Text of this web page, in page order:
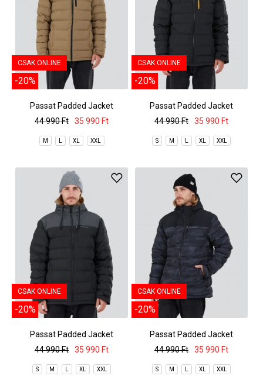
CSAK ONLINE
-20%
Passat Padded Jacket
44 990 Ft
35 990 Ft
M L XL XXL
CSAK ONLINE
-20%
Passat Padded Jacket
44 990 Ft
35 990 Ft
S M L XL XXL
CSAK ONLINE
-20%
Passat Padded Jacket
44 990 Ft
35 990 Ft
S M L XL XXL
CSAK ONLINE
-20%
Passat Padded Jacket
44 990 Ft
35 990 Ft
S M L XL XXL